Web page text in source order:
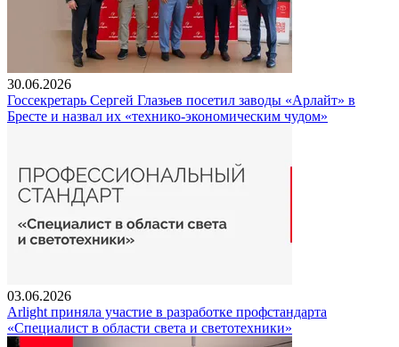
30.06.2026
Госсекретарь Сергей Глазьев посетил заводы «Арлайт» в
Бресте и назвал их «технико-экономическим чудом»
03.06.2026
Arlight приняла участие в разработке профстандарта
«Специалист в области света и светотехники»